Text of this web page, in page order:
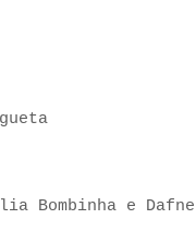
Bombinha e